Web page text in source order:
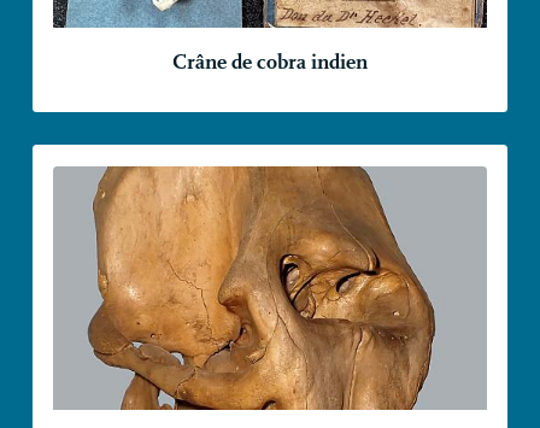
Crâne de cobra indien